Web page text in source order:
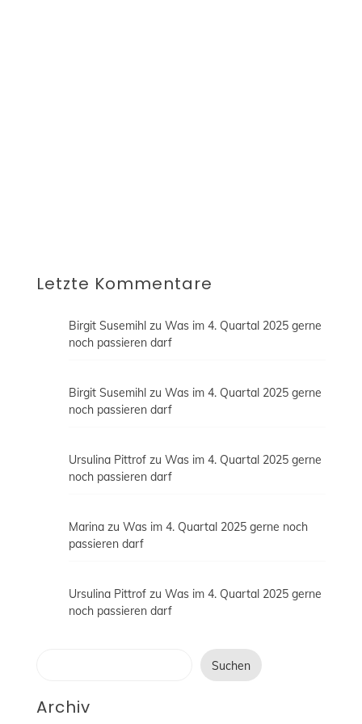
Letzte Kommentare
Birgit Susemihlzu Was im 4. Quartal 2025 gerne
noch passieren darf
Birgit Susemihlzu Was im 4. Quartal 2025 gerne
noch passieren darf
Ursulina Pittrofzu Was im 4. Quartal 2025 gerne
noch passieren darf
Marinazu Was im 4. Quartal 2025 gerne noch
passieren darf
Ursulina Pittrofzu Was im 4. Quartal 2025 gerne
noch passieren darf
Suchen
Archiv